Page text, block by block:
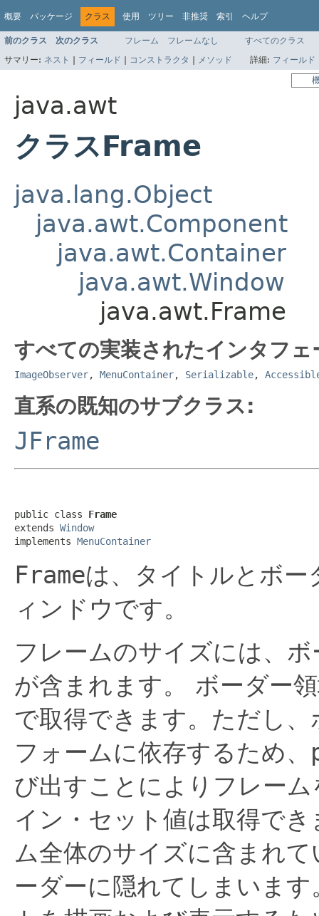
概要 パッケージ クラス 使用 ツリー 非推奨 索引 ヘルプ
前のクラス 次のクラス フレーム フレームなし
すべてのクラス
サマリー: ネスト | フィールド | コンストラクタ | メソッド 詳細: フィールド
java.awt
クラスFrame
java.lang.Object
java.awt.Component
java.awt.Container
java.awt.Window
java.awt.Frame
すべての実装されたインタフ
ImageObserver, MenuContainer, Serializable,
直系の既知のサブクラス:
JFrame
public class Frame
extends Window
implements MenuContainer
Frameは、タイトルとボ
ィンドウです。
フレームのサイズには、
が含まれます。
ボーダー
で取得できます。ただし
フォームに依存するため、
び出すことによりフレー
イン・セット値は取得でき
ム全体のサイズに含まれ
ーダーに隠れてしまいま